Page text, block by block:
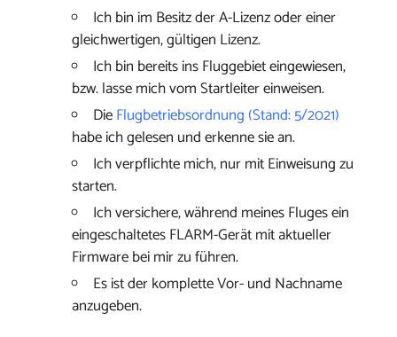
Ich bin im Besitz der A-Lizenz oder einer
gleichwertigen, gültigen Lizenz.
Ich bin bereits ins Fluggebiet eingewiesen,
bzw. lasse mich vom Startleiter einweisen.
DieFlugbetriebsordnung (Stand: 5/2021)
habe ich gelesen und erkenne sie an.
Ich verpflichte mich, nur mit Einweisung zu
starten.
Ich versichere, während meines Fluges ein
eingeschaltetes FLARM-Gerät mit aktueller
Firmware bei mir zu führen.
Es ist der komplette Vor- und Nachname
anzugeben.